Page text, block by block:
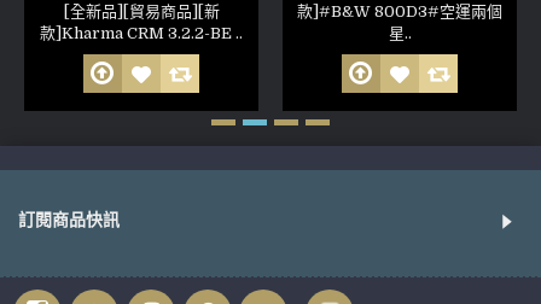
[全新品][貿易商品][新
款]Kharma CRM 3.2.2-BE ..
款]#B&W 800D3#空運兩個
星..
訂閱商品快訊